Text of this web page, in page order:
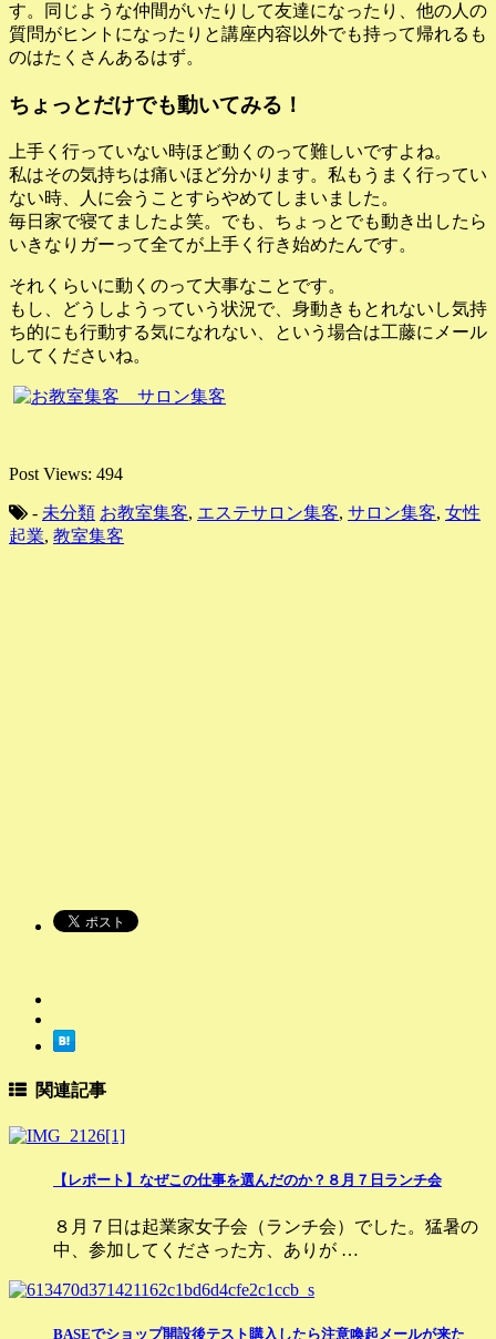
す。同じような仲間がいたりして友達になったり、他の人の
質問がヒントになったりと講座内容以外でも持って帰れるも
のはたくさんあるはず。
ちょっとだけでも動いてみる！
上手く行っていない時ほど動くのって難しいですよね。
私はその気持ちは痛いほど分かります。私もうまく行ってい
ない時、人に会うことすらやめてしまいました。
毎日家で寝てましたよ笑。でも、ちょっとでも動き出したら
いきなりガーって全てが上手く行き始めたんです。
それくらいに動くのって大事なことです。
もし、どうしようっていう状況で、身動きもとれないし気持
ち的にも行動する気になれない、という場合は工藤にメール
してくださいね。
Post Views: 494
- 未分類 お教室集客, エステサロン集客, サロン集客, 女性
起業, 教室集客
関連記事
【レポート】なぜこの仕事を選んだのか？８月７日ランチ会
８月７日は起業家女子会（ランチ会）でした。猛暑の
中、参加してくださった方、ありが …
BASEでショップ開設後テスト購入したら注意喚起メールが来た